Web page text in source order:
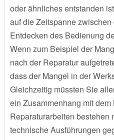
oder ähnliches entstanden
auf die Zeitspanne
Entdecken des Bedienung
Wenn zum Beispiel der
nach der Reparatur
dass der Mangel in der
Gleichzeitig müssten Sie
ein Zusammenhang mit
Reparaturarbeiten bestehen
technische Ausführungen